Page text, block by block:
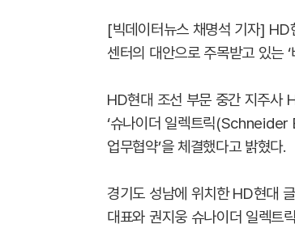
[빅데이터뉴스 채명석 기자] HD
센터의 대안으로 주목받고 있는
HD현대 조선 부문 중간 지주사
‘슈나이더 일렉트릭(Schneider
업무협약’을 체결했다고 밝혔다.
경기도 성남에 위치한 HD현대
대표와 권지웅 슈나이더 일렉트